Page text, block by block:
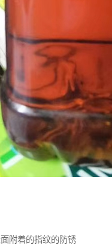
附着的指纹的防锈